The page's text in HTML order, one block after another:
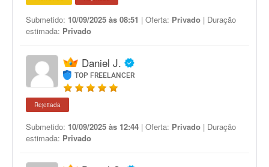
Submetido: 10/09/2025 às 08:51 | Oferta: Privado | Duração
estimada: Privado
Daniel J.
TOP FREELANCER
Rejeitada
Submetido: 10/09/2025 às 12:44 | Oferta: Privado | Duração
estimada: Privado